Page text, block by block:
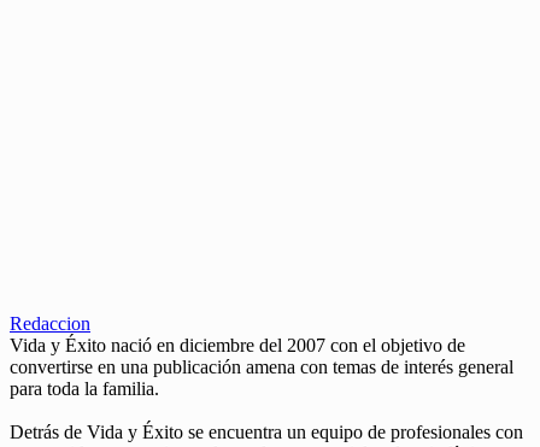
Redaccion
Vida y Éxito nació en diciembre del 2007 con el objetivo de
convertirse en una publicación amena con temas de interés general
para toda la familia.
Detrás de Vida y Éxito se encuentra un equipo de profesionales con